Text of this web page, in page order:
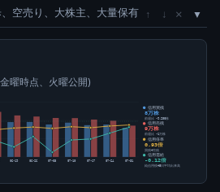
空売り、大株主、大量保有 ↑ ↓ ×
曜時点、火曜公開)
06-19 06-26 07-03 07-10 07-17 07-24 07-31
信用買残
8万株
前週比 -9,200株
信用売残
9万株
前週比 -1万株
信用倍率
0.93倍
買残÷売残
信用需給
-0.12倍
純信用残÷5日平均出来高